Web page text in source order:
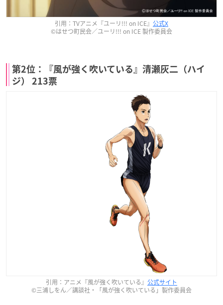
引用：TVアニメ『ユーリ!!! on ICE』 公式X
©はせつ町民会／ユーリ!!! on ICE 製作委員会
第2位：『風が強く吹いている』清瀬灰二（ハイ
ジ） 213票
引用：アニメ『風が強く吹いている』 公式サイト
©三浦しをん／講談社・「風が強く吹いている」製作委員会